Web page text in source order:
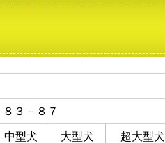
３－８７
中型犬 大型犬 超大型犬